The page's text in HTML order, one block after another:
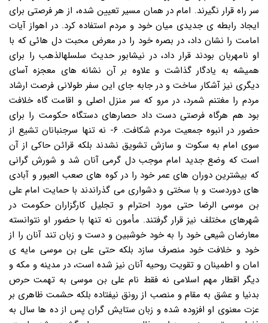
سر راه قرار نگیرند. امام در همان مسیر تعیین شده، از هر فرصتی برای
ایجاد رابطه ی جدیدی میان خود و مردم استفاده کرد. در اهواز آیات
امامت را نشان داد، در بصره خود را در معرض محبت دل هائی که با
او نامهربان بودند قرار داد، در نیشابور حدیث سلسلهالذهب را برای
همیشه به یادگار گذاشت و علاوه بر آن نشانه های معجزه آسای
دیگری نیز آشکار ساخت و در جابه جای این سفر طولانی فرصت ارشاد
مردم را مغتنم شمرد، در مرو که سر منزل اصلی و اقامت گاه خلافت
بود هم هرگاه فرصتی دست داد حصارهای دستگاه حکومت را برای
حضور در انبوه جمعیت مردم شکافت. ۶- نه تنها سرجنبانان تشیع از
سوی امام به سکوت و سازش تشویق نشدند بلکه قرائن حاکی از آن
است که وضع جدید امام موجب دل گرمی آنان شد و شورش گرانی
که بیشترین دوران های عمر خود را در کوه های صعب العبور و آبادی
های دوردست و با سختی و دشواری می گذراندند با حمایت امام علی
بن موسی الرضا حتی مورد احترام و تجلیل کارگزاران حکومت در
شهرهای مختلف نیز قرار گرفتند. مأمون نه تنها با حضور او نتوانسته
معارضان شیعی خود را به خود خوشبین و دست و زبان تند آنان را از
خود و خلافت خود منصرف سازد بلکه حتی علی بن موسی مایه ی
امان و اطمینان و تقویت روحیه آنان نیز شده است، در مدینه و مکه و
دیگر اقطار مهم اسلامی نه فقط نام علی بن موسی به تهمت حرص
بدنیا و عشق به مقام و منصب از رونق نیفتاده بلکه حشمت ظاهری بر
عزت معنوی او افزوده شده و زبان ستایش گران پس از ده ها سال به